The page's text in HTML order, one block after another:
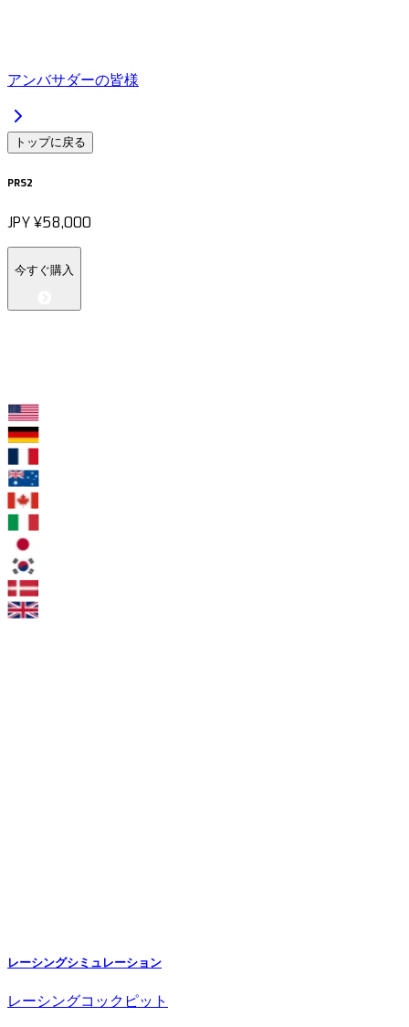
アンバサダーの皆様
トップに戻る
PRS2
JPY¥58,000
今すぐ購入
レーシングシミュレーション
レーシングコックピット